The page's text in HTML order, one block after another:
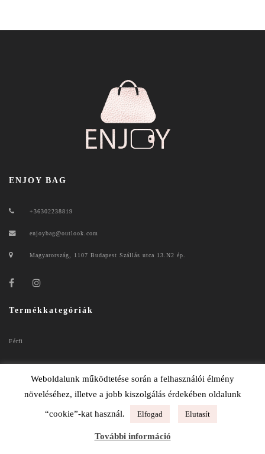
ENJOY BAG
+36302238819
enjoybag@outlook.com
Magyarország, 1107 Budapest Szállás utca 13.N2 ép.
Termékkategóriák
Férfi
ADATKEZELÉSI TÁJÉKOZTATÓ
Weboldalunk működtetése során a felhasználói élmény
növeléséhez, illetve a jobb kiszolgálás érdekében oldalunk
“cookie”-kat használ. Elfogad Elutasít
További információ